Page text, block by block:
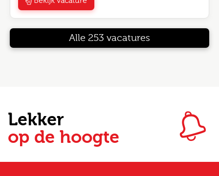
Alle 253 vacatures
Lekker
op de hoogte